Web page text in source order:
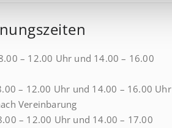
– 12.00 Uhr und 14.00 – 16.00
– 12.00 Uhr und 14.00 – 16.00 Uhr
Vereinbarung
– 12.00 Uhr und 14.00 – 17.00